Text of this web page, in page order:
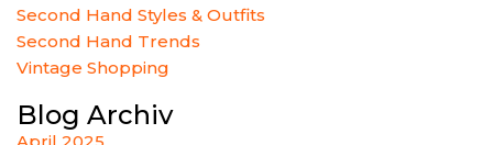
Second Hand Styles & Outfits
Second Hand Trends
Vintage Shopping
Blog Archiv